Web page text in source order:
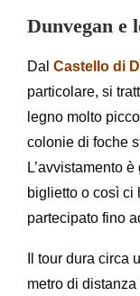
Dunvegan e
Dal Castello di
particolare, si
legno molto
colonie di foche
L’avvistamento
biglietto o così ci
partecipato fino
Il tour dura circa
metro di